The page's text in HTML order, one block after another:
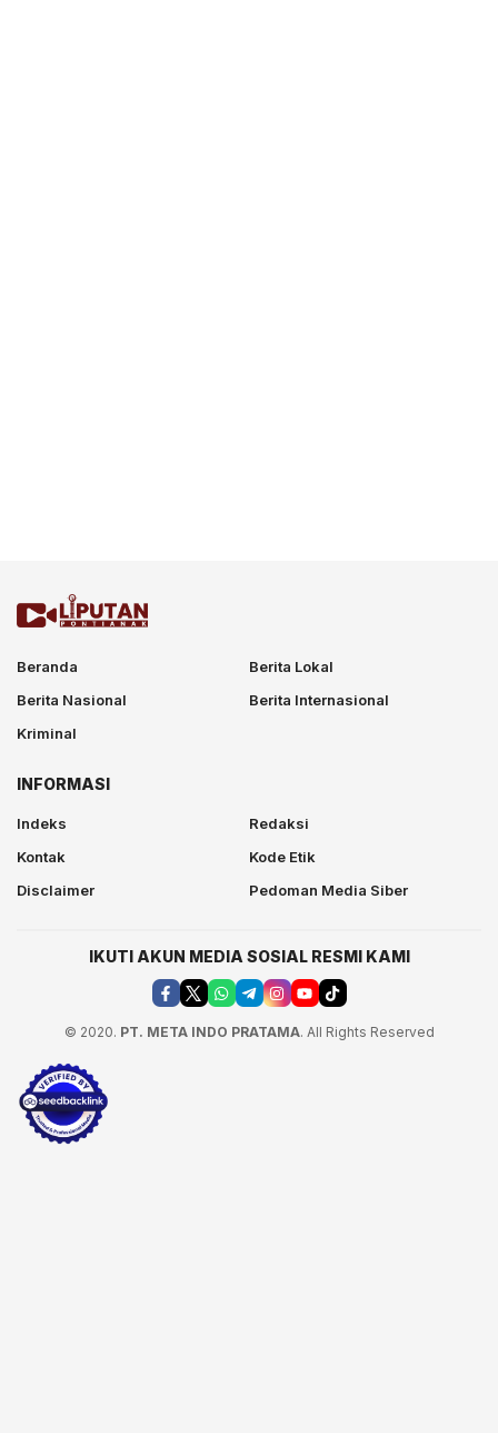
Beranda
Berita Lokal
Berita Nasional
Berita Internasional
Kriminal
INFORMASI
Indeks
Redaksi
Kontak
Kode Etik
Disclaimer
Pedoman Media Siber
IKUTI AKUN MEDIA SOSIAL RESMI KAMI
© 2020. PT. META INDO PRATAMA. All Rights Reserved